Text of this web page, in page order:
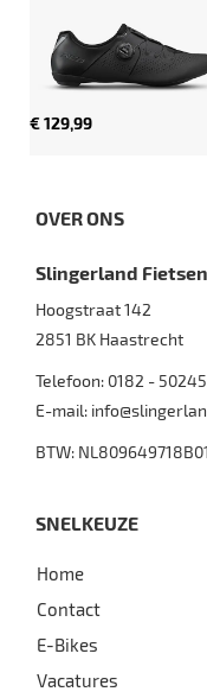
€ 129,99
OVER ONS
Slingerland Fietsen
Hoogstraat 142
2851 BK Haastrecht
Telefoon: 0182 -
E-mail:
BTW: NL809649718B01
SNELKEUZE
Home
Contact
E-Bikes
Vacatures